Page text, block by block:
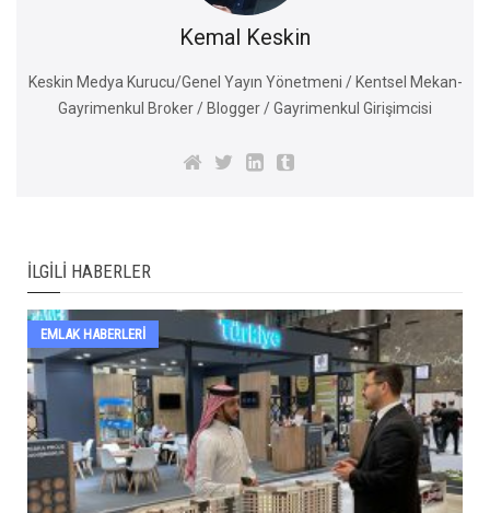
Kemal Keskin
Keskin Medya Kurucu/Genel Yayın Yönetmeni / Kentsel Mekan-
Gayrimenkul Broker / Blogger / Gayrimenkul Girişimcisi
İLGILI HABERLER
EMLAK HABERLERI